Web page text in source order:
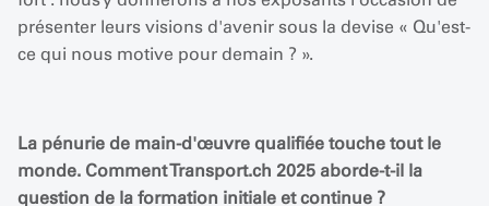
présenter leurs visions d'avenir sous la devise « Qu'est-
ce qui nous motive pour demain ? ».
La pénurie de main-d'œuvre qualifiée touche tout le
monde. Comment Transport.ch 2025 aborde-t-il la
question de la formation initiale et continue ?